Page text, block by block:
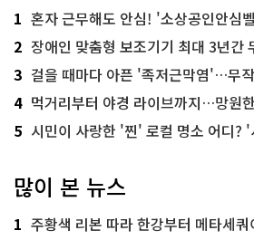
1 혼자 근무해도 안심! '소상공인안심
2 장애인 맞춤형 보조기기 최대 3년간 무
3 걸을 때마다 아픈 '족저근막염'…무작정 참
4 먹거리부터 야경 라이브까지…망원
5 시민이 사랑한 '찐' 로컬 명소 어디? '서
많이 본 뉴스
1 주황색 리본 따라 한강부터 메타세쿼이아 숲